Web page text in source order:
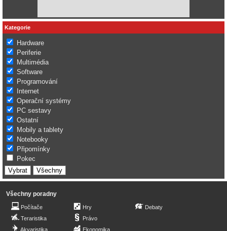
Kategorie
Hardware
Periferie
Multimédia
Software
Programování
Internet
Operační systémy
PC sestavy
Ostatní
Mobily a tablety
Notebooky
Připomínky
Pokec
Všechny poradny
Počítače
Teraristika
Akvaristika
Hry
Právo
Ekonomika
Debaty